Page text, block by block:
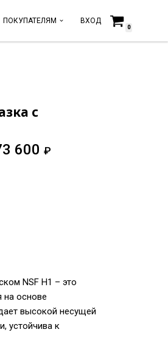
ПОКУПАТЕЛЯМ ВХОД
0
с
600 ₽
NSF H1 – это
на основе
высокой несущей
устойчива к